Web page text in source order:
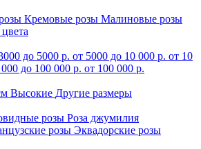
Кремовые розы Малиновые розы
до 5000 р. от 5000 до 10 000 р. от 10
до 100 000 р. от 100 000 р.
Высокие Другие размеры
розы Роза джумилия
розы Эквадорские розы